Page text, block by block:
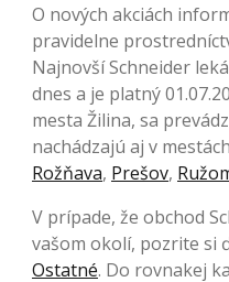
O nových akciách
pravidelne
Najnovší Schneider
dnes a je platný
mesta Žilina, sa
nachádzajú aj v mestách
Rožňava, Prešov,
V prípade, že obchod
vašom okolí, pozrite si
Ostatné. Do rovnakej